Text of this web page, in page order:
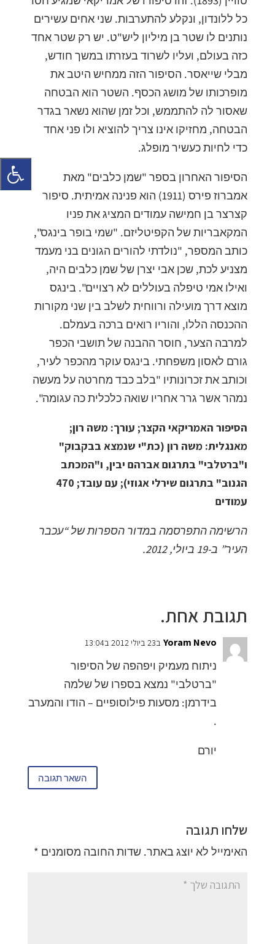
כל ללונדון, ונקלע להתערבות. שני אחים עשירים
נותנים לו שטר בן מיליון ליש"ט. יש רק שטר אחד
כזה בעולם, ועליו לשרוד בעזרתו במשך חודש,
מבלי שייאסר. הסיפור הזה ממחיש היטב את
מופרכותו של מושג הכסף. השטר הוא הבטחה
שאסור לה להתממש, וכל זמן שהוא נשאר בגדר
הבטחה, מחזיקו אינו צריך להוציא ולו פני אחד
כדי לחיות כעשיר מופלג.
הסיפור האחרון בספר "שמן כלבים" מאת
אמברוז פירס (1911) הוא פנינה אמיתית. סיפור
קצרצר בן חמישה עמודים המציג את פניו
המקאבריות של הקפיטליזם. "שמי בופר בינגס",
כותב המספר, "נולדתי להורים הגונים בני מעמד
מצניע לכת, שכן אבי יצרן של שמן כלבים היה,
ואילו אמי טיפלה בעוללים לא רצויים". בינגס
מוצא דרך מועילה ורווחית לשלב בין שני מקורות
ההכנסה הללו, והוריו רואים ברכה בעמלם.
למרבה הצער, חוסר ההבנה של תושבי הכפר
גורם לאסון משפחתי. בינגס עוקר מהכפר לעיר,
וכותב את זכרונותיו "בלב כבד מחרטה על מעשה
נמהר אשר גרר אחריו שואה כלכלית כה עגומה".
הסיפור האמריקאי הקצר; עורך: משה רון;
מאנגלית: משה רון (כת"י שנמצא בבקבוק"
ו"ברטלבי" בתרגום אברהם יבין, ו"המכתב
הגנוב" בתרגום שירלי אגוזי); עם עובד; 470
עמודים
הרשימה התפרסמה במדור הספרות של “עכבר
העיר” ב-19 ביולי, 2012.
תגובת אחת.
Yoram Nevo ב23 ביולי 2012 ב13:04
ניתוח מעמיק ויפהפה של הסיפור
"ברטלבי" נמצא בספרו של שלמה
בידרמן: מסעות פילוסופיים – הודו והמערב
.
יורם
השאר תגובה
שלחו תגובה
האימייל לא יוצג באתר. שדות החובה מסומנים *